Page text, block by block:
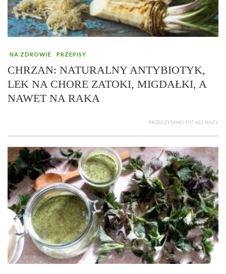
NA ZDROWIE PRZEPISY
CHRZAN: NATURALNY ANTYBIOTYK,
LEK NA CHORE ZATOKI, MIGDAŁKI, A
NAWET NA RAKA
PRZECZYTANO 197 422 RAZY